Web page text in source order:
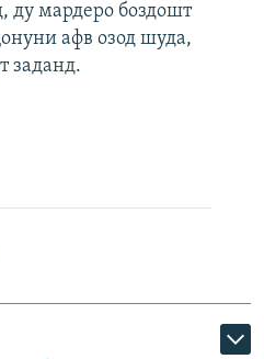
ду мардеро боздошт
афв озод шуда,
заданд.